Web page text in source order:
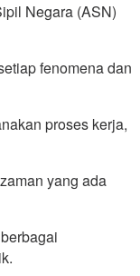
Negara (ASN)
fenomena dan
proses kerja,
yang ada